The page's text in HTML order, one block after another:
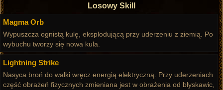
Losowy Skill
Magma Orb
Wypuszcza ognistą kulę, eksplodującą przy uderzeniu z ziemią. Po
wybuchu tworzy się nowa kula.
Lightning Strike
Nasyca broń do walki wręcz energią elektryczną. Przy uderzeniach
część obrażeń fizycznych zmieniana jest w obrażenia od błyskawic,